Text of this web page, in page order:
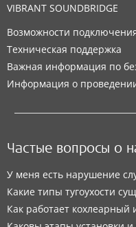
VIBRANT SOUNDBRIDGE
Возможности
Техническая поддержка
Важная информация по
Информация о
Частые вопросы о
У меня есть нарушение
Какие типы тугоухости
Как работает кохлеарный